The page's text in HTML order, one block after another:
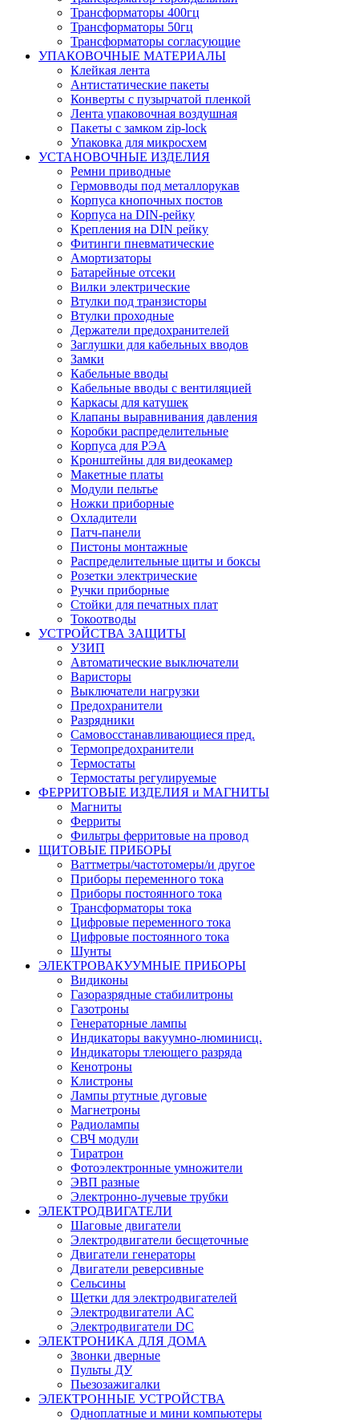
Трансформаторы 400гц
Трансформаторы 50гц
Трансформаторы согласующие
УПАКОВОЧНЫЕ МАТЕРИАЛЫ
Клейкая лента
Антистатические пакеты
Конверты с пузырчатой пленкой
Лента упаковочная воздушная
Пакеты с замком zip-lock
Упаковка для микросхем
УСТАНОВОЧНЫЕ ИЗДЕЛИЯ
Ремни приводные
Гермовводы под металлорукав
Корпуса кнопочных постов
Корпуса на DIN-рейку
Крепления на DIN рейку
Фитинги пневматические
Амортизаторы
Батарейные отсеки
Вилки электрические
Втулки под транзисторы
Втулки проходные
Держатели предохранителей
Заглушки для кабельных вводов
Замки
Кабельные вводы
Кабельные вводы с вентиляцией
Каркасы для катушек
Клапаны выравнивания давления
Коробки распределительные
Корпуса для РЭА
Кронштейны для видеокамер
Макетные платы
Модули пельтье
Ножки приборные
Охладители
Патч-панели
Пистоны монтажные
Распределительные щиты и боксы
Розетки электрические
Ручки приборные
Стойки для печатных плат
Токоотводы
УСТРОЙСТВА ЗАЩИТЫ
УЗИП
Автоматические выключатели
Варисторы
Выключатели нагрузки
Предохранители
Разрядники
Самовосстанавливающиеся пред.
Термопредохранители
Термостаты
Термостаты регулируемые
ФЕРРИТОВЫЕ ИЗДЕЛИЯ и МАГНИТЫ
Магниты
Ферриты
Фильтры ферритовые на провод
ЩИТОВЫЕ ПРИБОРЫ
Ваттметры/частотомеры/и другое
Приборы переменного тока
Приборы постоянного тока
Трансформаторы тока
Цифровые переменного тока
Цифровые постоянного тока
Шунты
ЭЛЕКТРОВАКУУМНЫЕ ПРИБОРЫ
Видиконы
Газоразрядные стабилитроны
Газотроны
Генераторные лампы
Индикаторы вакуумно-люминисц.
Индикаторы тлеющего разряда
Кенотроны
Клистроны
Лампы ртутные дуговые
Магнетроны
Радиолампы
СВЧ модули
Тиратрон
Фотоэлектронные умножители
ЭВП разные
Электронно-лучевые трубки
ЭЛЕКТРОДВИГАТЕЛИ
Шаговые двигатели
Электродвигатели бесщеточные
Двигатели генераторы
Двигатели реверсивные
Сельсины
Щетки для электродвигателей
Электродвигатели AC
Электродвигатели DC
ЭЛЕКТРОНИКА ДЛЯ ДОМА
Звонки дверные
Пульты ДУ
Пьезозажигалки
ЭЛЕКТРОННЫЕ УСТРОЙСТВА
Одноплатные и мини компьютеры